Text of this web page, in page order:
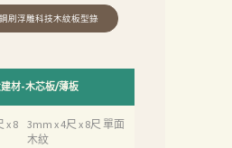
材-木芯板/薄板
x 8
3mm x 4尺 x 8尺 單面
木紋